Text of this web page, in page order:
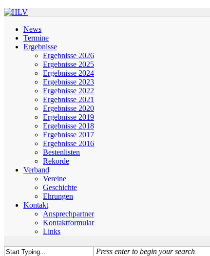
News
Termine
Ergebnisse
Ergebnisse 2026
Ergebnisse 2025
Ergebnisse 2024
Ergebnisse 2023
Ergebnisse 2022
Ergebnisse 2021
Ergebnisse 2020
Ergebnisse 2019
Ergebnisse 2018
Ergebnisse 2017
Ergebnisse 2016
Bestenlisten
Rekorde
Verband
Vereine
Geschichte
Ehrungen
Kontakt
Ansprechpartner
Kontaktformular
Links
Press enter to begin your search